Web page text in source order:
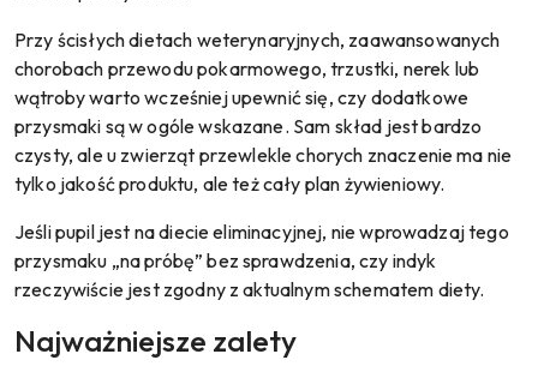
Przy ścisłych dietach weterynaryjnych, zaawansowanych
chorobach przewodu pokarmowego, trzustki, nerek lub
wątroby warto wcześniej upewnić się, czy dodatkowe
przysmaki są w ogóle wskazane. Sam skład jest bardzo
czysty, ale u zwierząt przewlekle chorych znaczenie ma nie
tylko jakość produktu, ale też cały plan żywieniowy.
Jeśli pupil jest na diecie eliminacyjnej, nie wprowadzaj tego
przysmaku „na próbę” bez sprawdzenia, czy indyk
rzeczywiście jest zgodny z aktualnym schematem diety.
Najważniejsze zalety